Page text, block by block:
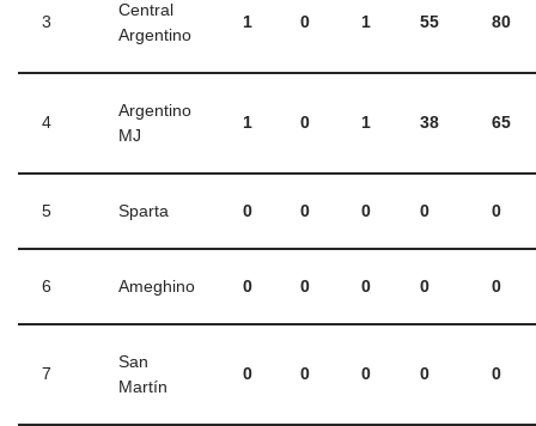
3
Central
Argentino
1 0 1 55 80
4
Argentino
MJ
1 0 1 38 65
5 Sparta 0 0 0 0 0
6 Ameghino 0 0 0 0 0
7
San
Martín
0 0 0 0 0